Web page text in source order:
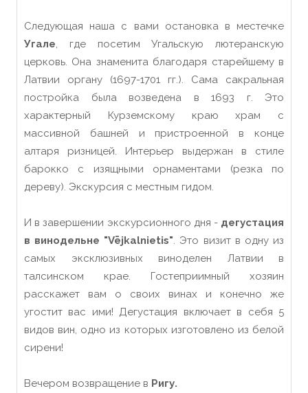
Следующая наша с вами остановка в местечке
Угале, где посетим Угальскую лютеранскую
церковь. Она знаменита благодаря старейшему в
Латвии органу (1697-1701 гг.). Сама сакральная
постройка была возведена в 1693 г. Это
характерный Курземскому краю храм с
массивной башней и пристроенной в конце
алтаря ризницей. Интерьер выдержан в стиле
барокко с изящными орнаментами (резка по
дереву). Экскурсия с местным гидом.
И в завершении экскурсионного дня - дегустация
в винодельне "Vējkalnietis". Это визит в одну из
самых эксклюзивных виноделен Латвии в
талсинском крае. Гостеприимный хозяин
расскажет вам о своих винах и конечно же
угостит вас ими! Дегустация включает в себя 5
видов вин, одно из которых изготовлено из белой
сирени!
Вечером возвращение в Ригу.